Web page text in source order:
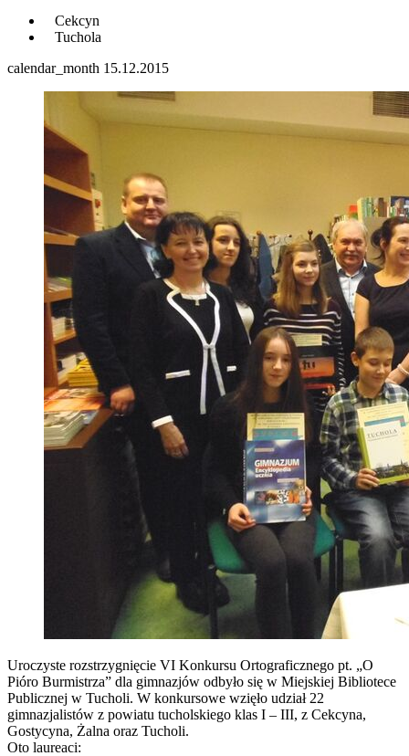
Cekcyn
Tuchola
calendar_month 15.12.2015
Uroczyste rozstrzygnięcie VI Konkursu Ortograficznego pt. „O
Pióro Burmistrza” dla gimnazjów odbyło się w Miejskiej Bibliotece
Publicznej w Tucholi. W konkursowe wzięło udział 22
gimnazjalistów z powiatu tucholskiego klas I – III, z Cekcyna,
Gostycyna, Żalna oraz Tucholi.
Oto laureaci: